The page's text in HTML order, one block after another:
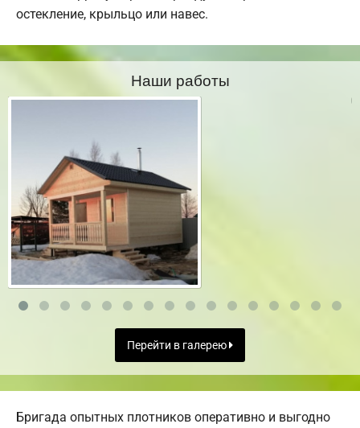
остекление, крыльцо или навес.
Наши работы
Перейти в галерею
Бригада опытных плотников оперативно и выгодно